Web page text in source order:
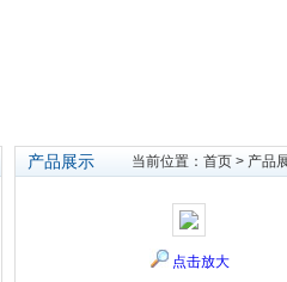
产品展示 当前位置： 首页 > 产品
点击放大